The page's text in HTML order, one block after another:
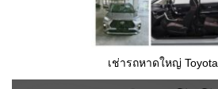
เช่ารถหาดใหญ่